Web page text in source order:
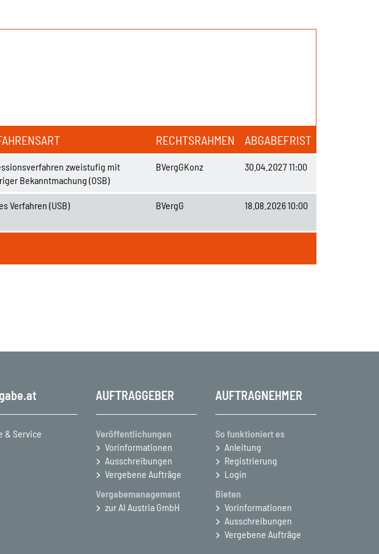
RECHTSRAHMEN ABGABEFRIST
zweistufig mit
Bekanntmachung (OSB)
BVergGKonz 30.04.2027 11:00
Verfahren (USB) BVergG 18.08.2026 10:00
& Service
AUFTRAGGEBER
Veröffentlichungen
Vorinformationen
Ausschreibungen
Vergebene Aufträge
Vergabemanagement
zur AI Austria GmbH
AUFTRAGNEHMER
So funktioniert es
Anleitung
Registrierung
Login
Bieten
Vorinformationen
Ausschreibungen
Vergebene Aufträge